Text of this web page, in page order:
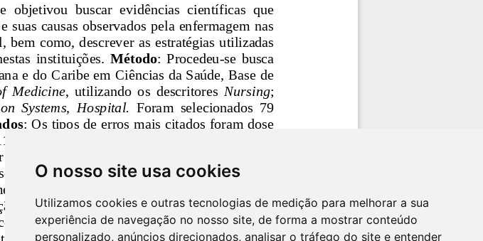
O nosso site usa cookies
Utilizamos cookies e outras tecnologias de medição para melhorar a sua
experiência de navegação no nosso site, de forma a mostrar conteúdo
personalizado, anúncios direcionados, analisar o tráfego do site e entender